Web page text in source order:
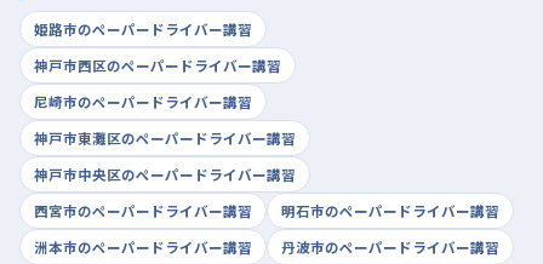
姫路市のペーパードライバー講習
神戸市西区のペーパードライバー講習
尼崎市のペーパードライバー講習
神戸市東灘区のペーパードライバー講習
神戸市中央区のペーパードライバー講習
西宮市のペーパードライバー講習
明石市のペーパードライバー講習
洲本市のペーパードライバー講習
丹波市のペーパードライバー講習